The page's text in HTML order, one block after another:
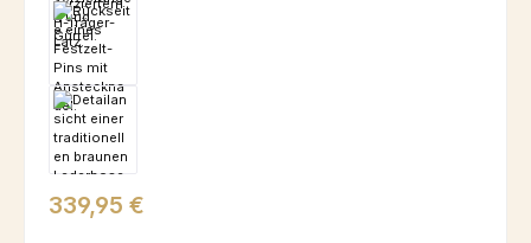
Regulärer Preis:
339,95 €